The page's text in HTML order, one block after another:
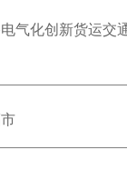
气化创新货运交